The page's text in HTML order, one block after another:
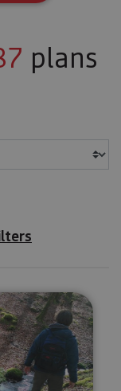
plans
wild mushrooms